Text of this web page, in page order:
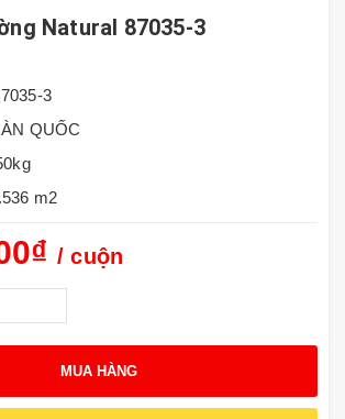
Natural 87035-3
3
QUỐC
m2
/ cuộn
MUA HÀNG